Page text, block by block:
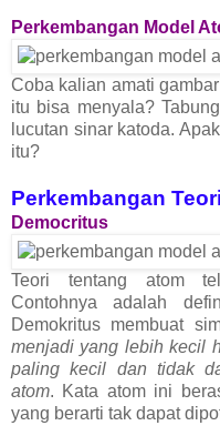
Perkembangan Model
Coba kalian amati
itu bisa menyala?
lucutan sinar katoda.
itu?
Perkembangan
Democritus
Teori tentang atom
Contohnya adalah
Demokritus membuat
menjadi yang lebih kecil
paling kecil dan tidak
atom. Kata atom ini
yang berarti tak dapat